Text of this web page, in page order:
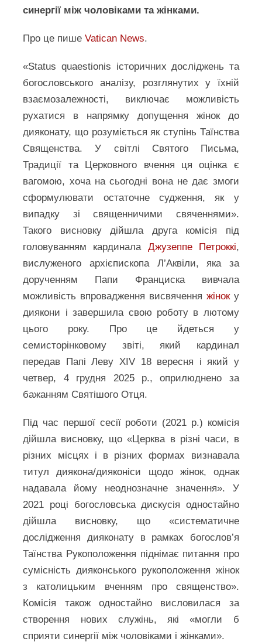
синергії між чоловіками та жінками.
Про це пишеVatican News.
«Status quaestionis історичних досліджень та
богословського аналізу, розглянутих у їхній
взаємозалежності, виключає можливість
рухатися в напрямку допущення жінок до
дияконату, що розуміється як ступінь Таїнства
Священства. У світлі Святого Письма,
Традиції та Церковного вчення ця оцінка є
вагомою, хоча на сьогодні вона не дає змоги
сформулювати остаточне судження, як у
випадку зі священничими свяченнями».
Такого висновку дійшла друга комісія під
головуванням кардинала Джузеппе Петроккі,
вислуженого архієпископа Л’Аквіли, яка за
дорученням Папи Франциска вивчала
можливість впровадження висвячення жіноку
диякони і завершила свою роботу в лютому
цього року. Про це йдеться у
семисторінковому звіті, який кардинал
передав Папі Леву XIV 18 вересня і який у
четвер, 4 грудня 2025 р., оприлюднено за
бажанням Святішого Отця.
Під час першої сесії роботи (2021 р.) комісія
дійшла висновку, що «Церква в різні часи, в
різних місцях і в різних формах визнавала
титул диякона/дияконіси щодо жінок, однак
надавала йому неоднозначне значення». У
2021 році богословська дискусія одностайно
дійшла висновку, що «систематичне
дослідження дияконату в рамках богослов’я
Таїнства Рукоположення піднімає питання про
сумісність дияконського рукоположення жінок
з католицьким вченням про священство».
Комісія також одностайно висловилася за
створення нових служінь, які «могли б
сприяти синергії між чоловіками і жінками».